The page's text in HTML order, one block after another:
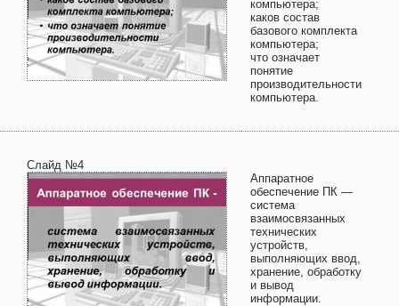
компьютера;
каков состав
базового комплекта
компьютера;
что означает
понятие
производительности
компьютера.
Слайд №4
Аппаратное
обеспечение ПК —
система
взаимосвязанных
технических
устройств,
выполняющих ввод,
хранение, обработку
и вывод
информации.